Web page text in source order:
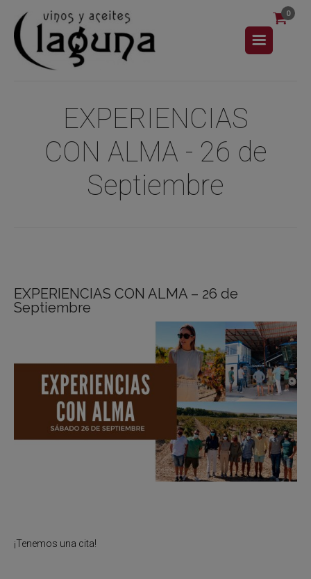
0
EXPERIENCIAS
CON ALMA - 26 de
Septiembre
EXPERIENCIAS CON ALMA – 26 de
Septiembre
¡Tenemos una cita!